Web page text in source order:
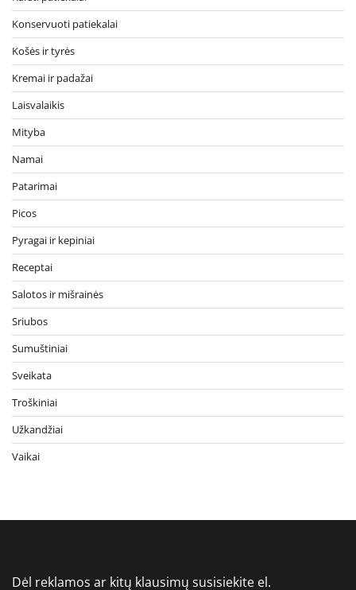
Konservuoti patiekalai
Košės ir tyrės
Kremai ir padažai
Laisvalaikis
Mityba
Namai
Patarimai
Picos
Pyragai ir kepiniai
Receptai
Salotos ir mišrainės
Sriubos
Sumuštiniai
Sveikata
Troškiniai
Užkandžiai
Vaikai
Dėl reklamos ar kitų klausimų susisiekite el.